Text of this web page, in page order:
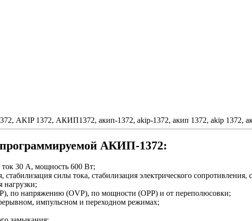
AKIP 1372, АКИП1372, акип-1372, akip-1372, акип 1372, akip 1372,
программируемой АКИП-1372:
30 А, мощность 600 Вт;
силы тока, стабилизация электрического
нагрузки;
по напряжению (OVP), по мощности (OPP) и от переполюсовки;
импульсном и переходном режимах;